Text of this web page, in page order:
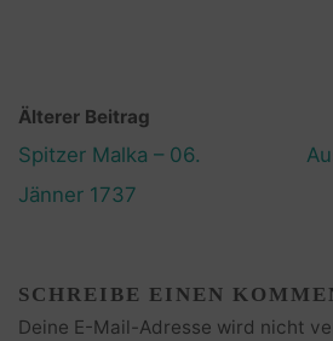
Älterer Beitrag
Spitzer Malka – 06.
Jänner 1737
SCHREIBE EINEN
Deine E-Mail-Adresse wird nicht